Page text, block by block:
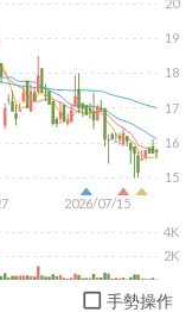
2026/07/15
15
16
17
18
19
2K
4K
手勢操作